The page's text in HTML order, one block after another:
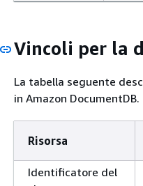
Vincoli per la
La tabella seguente
in Amazon DocumentDB.
Risorsa
Identificatore del